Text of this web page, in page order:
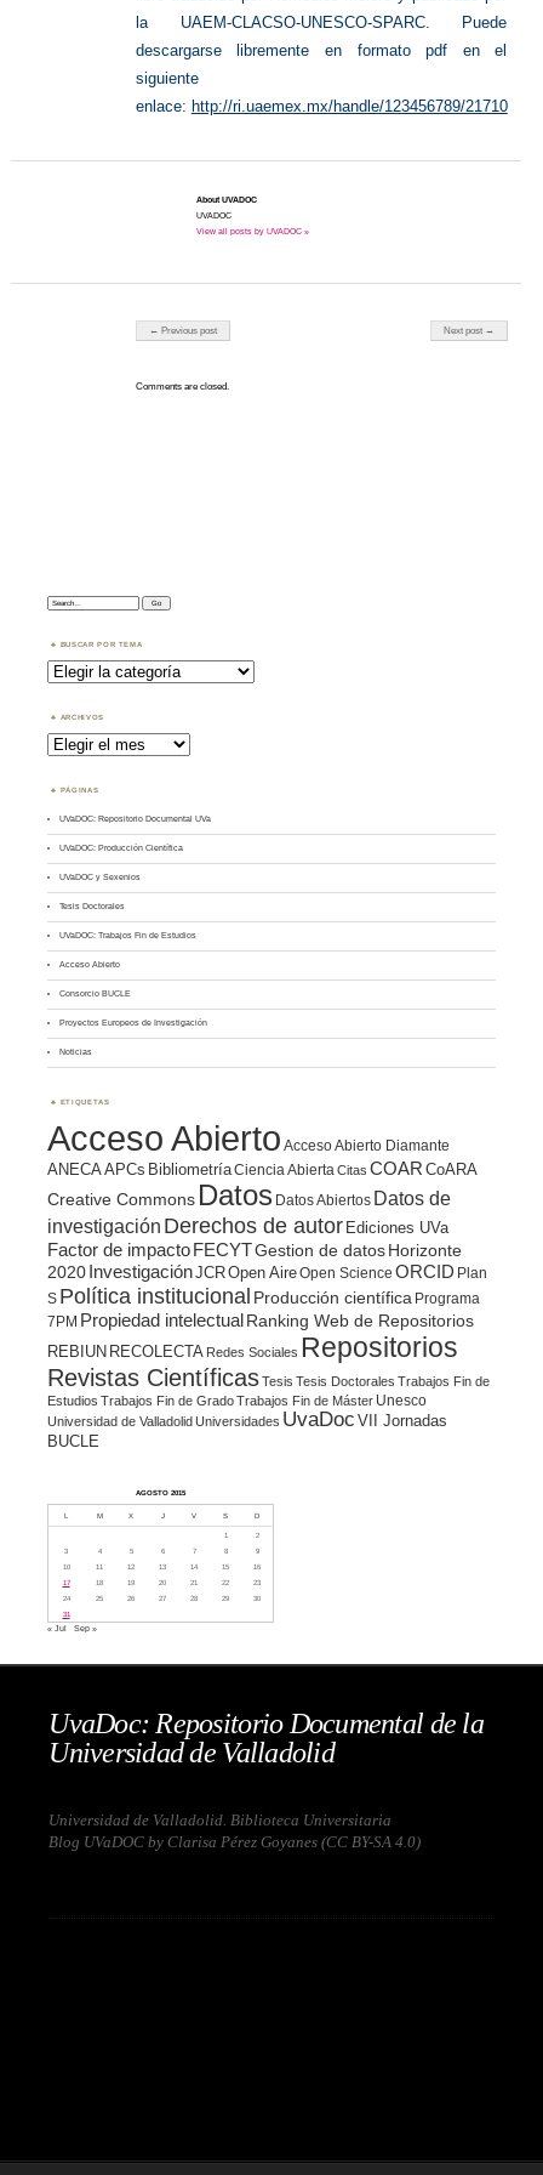
la UAEM-CLACSO-UNESCO-SPARC. Puede
descargarse libremente en formato pdf en el
siguiente
enlace: http://ri.uaemex.mx/handle/123456789/21710
About UVADOC
UVADOC
View all posts by UVADOC »
Post navigation
← Previous post Next post →
Comments are closed.
Search:
BUSCAR POR TEMA
Buscar
por
Tema
ARCHIVOS
Archivos
PÁGINAS
UVaDOC: Repositorio Documental UVa
UVaDOC: Producción Científica
UVaDOC y Sexenios
Tesis Doctorales
UVaDOC: Trabajos Fin de Estudios
Acceso Abierto
Consorcio BUCLE
Proyectos Europeos de Investigación
Noticias
ETIQUETAS
Acceso Abierto Acceso Abierto Diamante
ANECAAPCs BibliometríaCiencia Abierta Citas COAR CoARA
Creative Commons Datos Datos Abiertos Datos de
investigación Derechos de autor Ediciones UVa
Factor de impacto FECYTGestion de datosHorizonte
2020 InvestigaciónJCROpen AireOpen Science ORCID Plan
S Política institucional Producción científica Programa
7PM Propiedad intelectualRanking Web de Repositorios
REBIUN RECOLECTA Redes Sociales Repositorios
Revistas CientíficasTesis Tesis Doctorales Trabajos Fin de
Estudios Trabajos Fin de GradoTrabajos Fin de Máster Unesco
Universidad de Valladolid Universidades UvaDoc VII Jornadas
BUCLE
AGOSTO 2015
L M X J V S D
1
2
3
4 5 6 7 8
9
10
11 12 13 14 15
16
17
18 19 20 21 22
23
24
25 26 27 28 29
30
31
« Jul Sep »
UvaDoc: Repositorio Documental de la
Universidad de Valladolid
Universidad de Valladolid. Biblioteca Universitaria
Blog UVaDOC by Clarisa Pérez Goyanes (CC BY-SA 4.0)